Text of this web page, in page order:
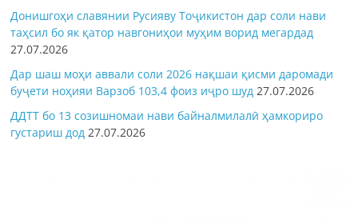
Донишгоҳи славянии Русияву Тоҷикистон дар соли нави
таҳсил бо як қатор навгониҳои муҳим ворид мегардад
27.07.2026
Дар шаш моҳи аввали соли 2026 нақшаи қисми даромади
буҷети ноҳияи Варзоб 103,4 фоиз иҷро шуд 27.07.2026
ДДТТ бо 13 созишномаи нави байналмилалӣ ҳамкориро
густариш дод 27.07.2026